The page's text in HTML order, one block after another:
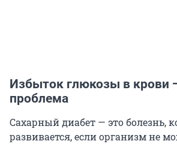
Избыток глюкозы в крови
проблема
Сахарный диабет — это болезнь,
развивается, если организм не